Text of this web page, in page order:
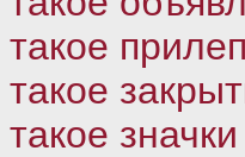
такое
такое